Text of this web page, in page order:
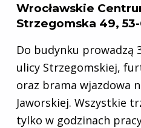
Wrocławskie
Strzegomska 49, 53-
Do budynku prowadzą
ulicy Strzegomskiej,
oraz brama wjazdowa
Jaworskiej. Wszystkie
tylko w godzinach